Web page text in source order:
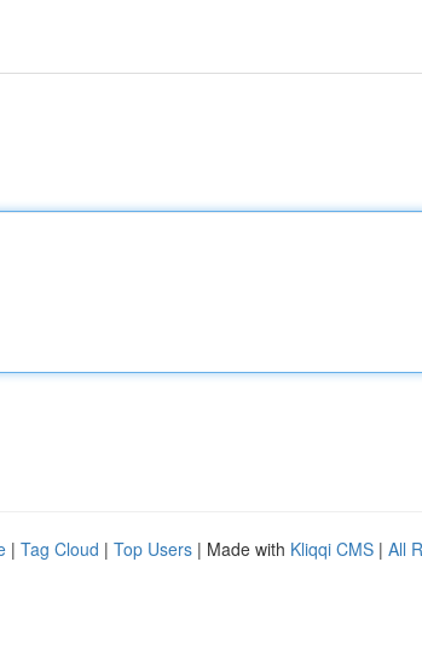
| Tag Cloud | Top Users | Made with Kliqqi CMS | All